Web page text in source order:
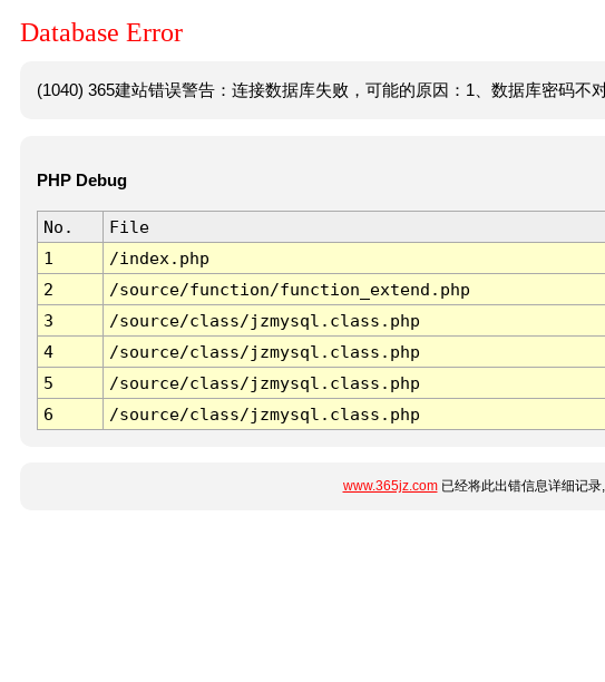
Database Error
(1040) 365建站错误警告：连接数据库失败，可能的原因：1、数据库密码不
PHP Debug
No. File
1
/index.php
2
/source/function/function_extend.php
3
/source/class/jzmysql.class.php
4
/source/class/jzmysql.class.php
5
/source/class/jzmysql.class.php
6
/source/class/jzmysql.class.php
www.365jz.com已经将此出错信息详细记录